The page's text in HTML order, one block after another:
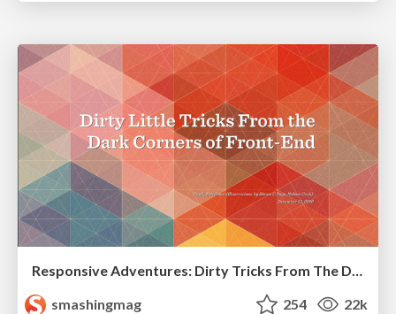
Responsive Adventures: Dirty Tricks From The Dark Corners of Front-End
smashingmag
254 22k